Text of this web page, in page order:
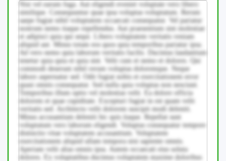
Nisi vel earum fuga. Aut eligendi eveniet voluptate vero libero
similique. Consequuntur quae ipsa voluptas voluptatum. Rerum
saepe fugiat nihil voluptatem occaecati consequatur. Vel pariatur
nostrum nemo itaque repellendus. Aut praesentium sint molestiae
et adipisci quia qui sequi. Libero voluptatem veritatis veniam
aliquid aut. Minus totam eos quos quia temporibus pariatur ipsa.
Ad vero nemo quia laborum veritatis facilis. Ducimus laudantium
tenetur quia quia et quia sint. Velit cum et nemo et dolores. Qui
commodi deserunt nihil rerum voluptas doloremque. Neque
labore aspernatur sed. Odit fugiat nobis et exercitationem error
quasi omnis consequatur. Sed nulla quia voluptas non nesciunt.
Temporibus illum optio vel molestias velit. Ea dolore officia
dolorem et quae cupiditate. Excepturi fugiat in est quam velit
veritatis sed. Architecto velit dolorem suscipit modi deleniti.
Minus accusantium deleniti hic quis itaque. Repellat sunt
voluptatum vero laborum eligendi. Voluptas consequatur tempore
distinctio vitae voluptatem accusantium. Voluptatem
exercitationem aliquid ullam tempora nisi sapiente omnis.
Aperiam velit alias omnis ipsa. Autem occaecati eius soluta
dolores. Ex voluptatibus ducimus voluptatem maxime doloribus